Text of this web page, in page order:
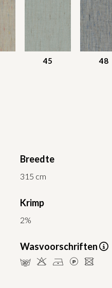
45 48
Breedte
315 cm
Krimp
2%
Wasvoorschriften
mHDLU